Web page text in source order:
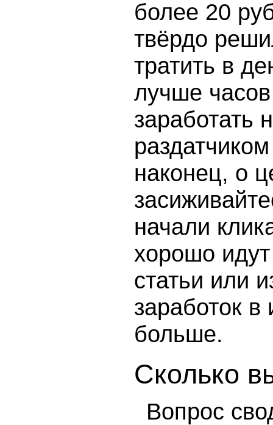
более 20
твёрдо
тратить в
лучше
заработать
наконец, о
начали
хорошо
статьи или
заработок в
больше.
Сколько
Вопрос